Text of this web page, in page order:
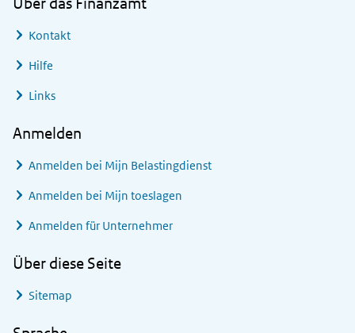
Kontakt
Hilfe
Links
Anmelden
Anmelden bei Mijn Belastingdienst
Anmelden bei Mijn toeslagen
Anmelden für Unternehmer
Über diese Seite
Sitemap